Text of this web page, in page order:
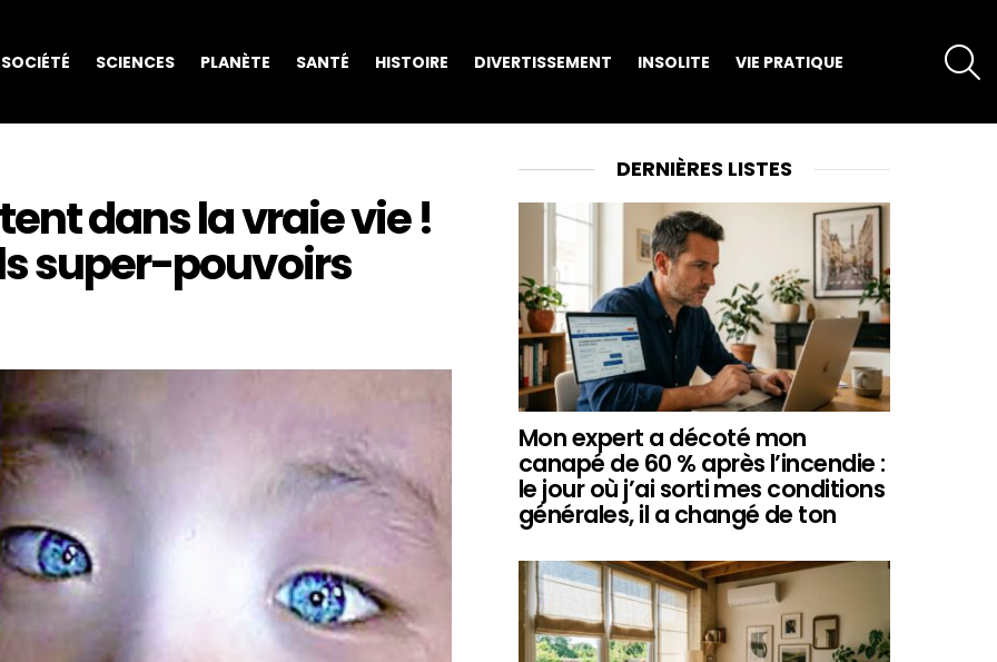
SOCIÉTÉ SCIENCES PLANÈTE SANTÉ HISTOIRE DIVERTISSEMENT INSOLITE VIE PRATIQUE
dans la vraie vie !
super-pouvoirs
DERNIÈRES LISTES
Mon expert a décoté mon
canapé de 60 % après l’incendie :
le jour où j’ai sorti mes conditions
générales, il a changé de ton